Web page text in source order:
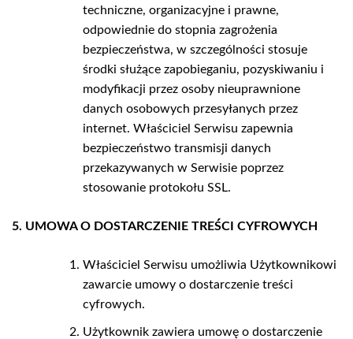
techniczne, organizacyjne i prawne,
odpowiednie do stopnia zagrożenia
bezpieczeństwa, w szczególności stosuje
środki służące zapobieganiu, pozyskiwaniu i
modyfikacji przez osoby nieuprawnione
danych osobowych przesyłanych przez
internet. Właściciel Serwisu zapewnia
bezpieczeństwo transmisji danych
przekazywanych w Serwisie poprzez
stosowanie protokołu SSL.
5. UMOWA O DOSTARCZENIE TREŚCI CYFROWYCH
Właściciel Serwisu umożliwia Użytkownikowi
zawarcie umowy o dostarczenie treści
cyfrowych.
Użytkownik zawiera umowę o dostarczenie